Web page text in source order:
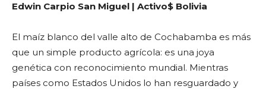
Edwin Carpio San Miguel | Activo$ Bolivia
El maíz blanco del valle alto de Cochabamba es más
que un simple producto agrícola: es una joya
genética con reconocimiento mundial. Mientras
países como Estados Unidos lo han resguardado y